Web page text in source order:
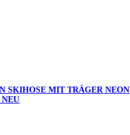
SKIHOSE MIT TRÄGER NEON